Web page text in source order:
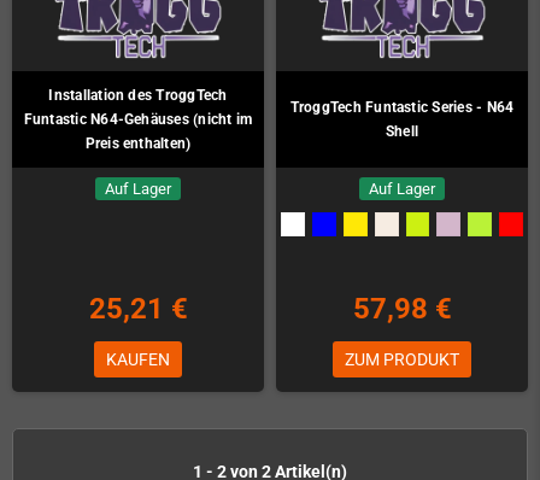
Installation des TroggTech
Funtastic N64-Gehäuses (nicht im
Preis enthalten)
Auf Lager
25,21 €
KAUFEN
TroggTech Funtastic Series - N64
Shell
Auf Lager
57,98 €
ZUM PRODUKT
1 - 2 von 2 Artikel(n)